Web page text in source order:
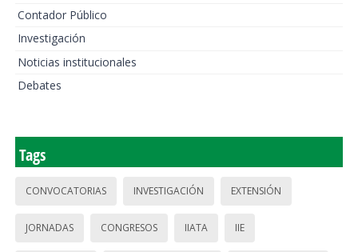
Contador Público
Investigación
Noticias institucionales
Debates
Tags
CONVOCATORIAS INVESTIGACIÓN EXTENSIÓN
JORNADAS CONGRESOS IIATA IIE